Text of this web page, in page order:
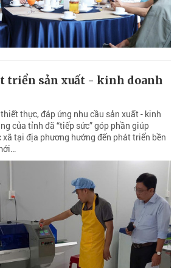
triển sản xuất - kinh doanh
thực, đáp ứng nhu cầu sản xuất - kinh
của tỉnh đã “tiếp sức” góp phần giúp
tại địa phương hướng đến phát triển bền